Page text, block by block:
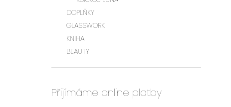
DOPLŇKY
GLASSWORK
KNIHA
BEAUTY
Přijímáme online platby